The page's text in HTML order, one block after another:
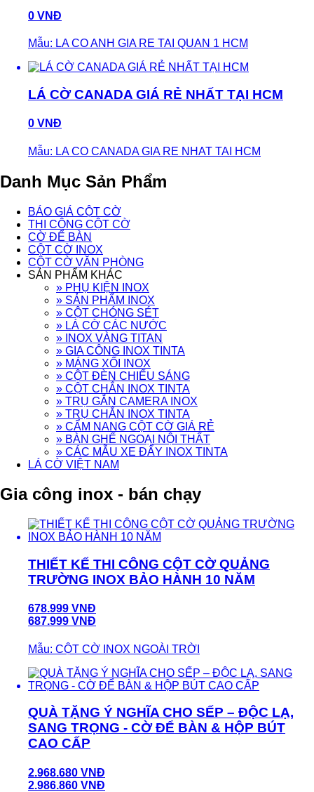
0 VNĐ
Mẫu: LA CO ANH GIA RE TAI QUAN 1 HCM
LÁ CỜ CANADA GIÁ RẺ NHẤT TẠI HCM
0 VNĐ
Mẫu: LA CO CANADA GIA RE NHAT TAI HCM
Danh Mục Sản Phẩm
BÁO GIÁ CỘT CỜ
THI CÔNG CỘT CỜ
CỜ ĐỂ BÀN
CỘT CỜ INOX
CỘT CỜ VĂN PHÒNG
SẢN PHẨM KHÁC
» PHỤ KIỆN INOX
» SẢN PHẨM INOX
» CỘT CHÓNG SÉT
» LÁ CỜ CÁC NƯỚC
» INOX VÀNG TITAN
» GIA CÔNG INOX TINTA
» MÁNG XỐI INOX
» CỘT ĐÈN CHIẾU SÁNG
» CỘT CHẮN INOX TINTA
» TRỤ GẮN CAMERA INOX
» TRỤ CHẮN INOX TINTA
» CẨM NANG CỘT CỜ GIÁ RẺ
» BÀN GHẾ NGOẠI NỘI THẤT
» CÁC MẪU XE ĐẨY INOX TINTA
LÁ CỜ VIỆT NAM
Gia công inox - bán chạy
THIẾT KẾ THI CÔNG CỘT CỜ QUẢNG
TRƯỜNG INOX BẢO HÀNH 10 NĂM
678.999 VNĐ
687.999 VNĐ
Mẫu: CỘT CỜ INOX NGOÀI TRỜI
QUÀ TẶNG Ý NGHĨA CHO SẾP – ĐỘC LẠ,
SANG TRỌNG - CỜ ĐỂ BÀN & HỘP BÚT
CAO CẤP
2.968.680 VNĐ
2.986.860 VNĐ